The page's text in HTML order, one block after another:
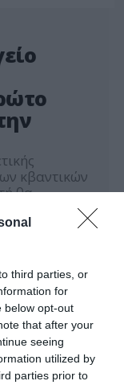
third parties, or
for
below opt-out
that after your
seeing
utilized by
parties prior to
κβαντικών
θα
στον
την
wafers για